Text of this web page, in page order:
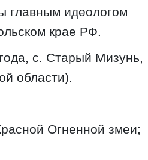
главным идеологом
крае РФ.
с. Старый Мизунь,
области).
Огненной змеи;